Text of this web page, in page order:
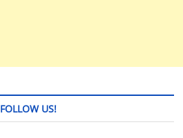
FOLLOW US!